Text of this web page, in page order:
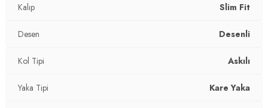
Uzunluk:
Kalıp Bilgisi:
Yaş Grubu:
Kalıp Slim Fit
Desen Desenli
Kol Tipi Askılı
Yaka Tipi Kare Yaka